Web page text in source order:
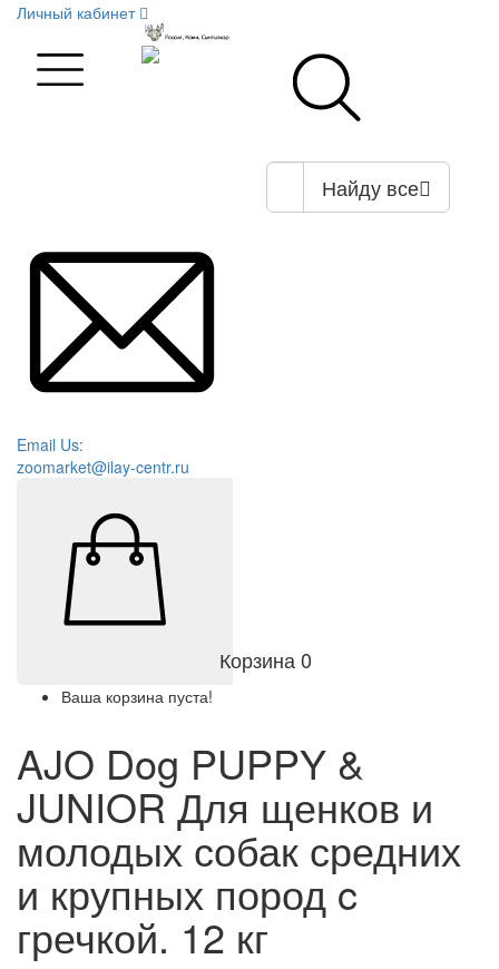
Личный кабинет
Найду все
Email Us:
zoomarket@ilay-centr.ru
Корзина0
Ваша корзина пуста!
AJO Dog PUPPY &
JUNIOR Для щенков и
молодых собак средних
и крупных пород c
гречкой. 12 кг